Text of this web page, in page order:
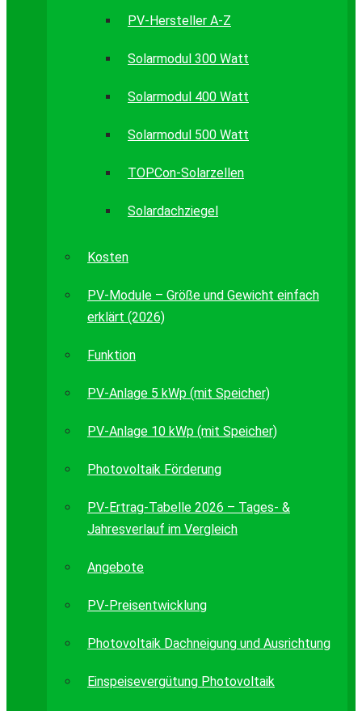
PV-Hersteller A-Z
Solarmodul 300 Watt
Solarmodul 400 Watt
Solarmodul 500 Watt
TOPCon-Solarzellen
Solardachziegel
Kosten
PV-Module – Größe und Gewicht einfach
erklärt (2026)
Funktion
PV-Anlage 5 kWp (mit Speicher)
PV-Anlage 10 kWp (mit Speicher)
Photovoltaik Förderung
PV-Ertrag-Tabelle 2026 – Tages- &
Jahresverlauf im Vergleich
Angebote
PV-Preisentwicklung
Photovoltaik Dachneigung und Ausrichtung
Einspeisevergütung Photovoltaik